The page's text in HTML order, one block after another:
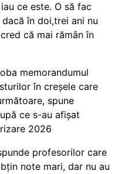
ce este. O să fac
în doi,trei ani nu
că mai rămân în
memorandumul
în creșele care
spune
ce s-au afișat
2026
profesorilor care
note mari, dar nu au